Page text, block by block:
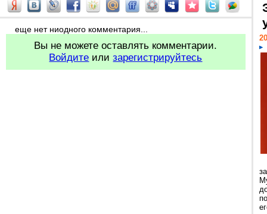
еще нет ниодного комментария...
Вы не можете оставлять комментарии.
Войдите илизарегистрируйтесь